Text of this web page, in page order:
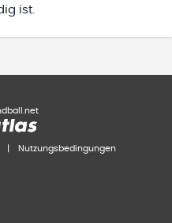
ist.
Nutzungsbedingungen